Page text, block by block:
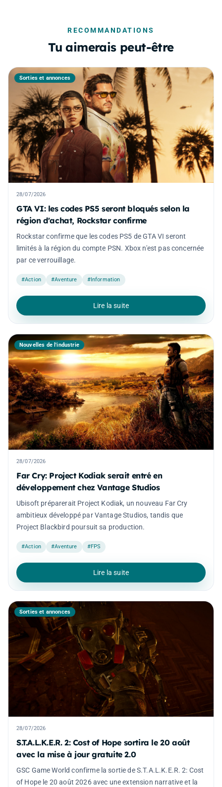
RECOMMANDATIONS
Tu aimerais peut-être
Sorties et annonces
28/07/2026
GTA VI: les codes PS5 seront bloqués selon la
région d'achat, Rockstar confirme
Rockstar confirme que les codes PS5 de GTA VI seront
limités à la région du compte PSN. Xbox n'est pas concernée
par ce verrouillage.
#Action #Aventure #Information
Lire la suite
Nouvelles de l'industrie
28/07/2026
Far Cry: Project Kodiak serait entré en
développement chez Vantage Studios
Ubisoft préparerait Project Kodiak, un nouveau Far Cry
ambitieux développé par Vantage Studios, tandis que
Project Blackbird poursuit sa production.
#Action #Aventure #FPS
Lire la suite
Sorties et annonces
28/07/2026
S.T.A.L.K.E.R. 2: Cost of Hope sortira le 20 août
avec la mise à jour gratuite 2.0
GSC Game World confirme la sortie de S.T.A.L.K.E.R. 2: Cost
of Hope le 20 août 2026 avec une extension narrative et la